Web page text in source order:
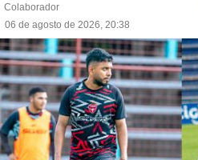
Colaborador
06 de agosto de 2026, 20:38